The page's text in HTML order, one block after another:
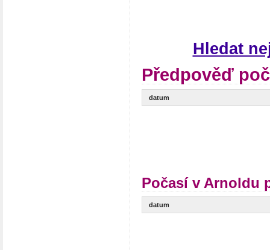
Hledat
Předpověď
datum
Počasí v Arnoldu
datum